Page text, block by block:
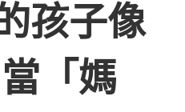
孩子像
「媽